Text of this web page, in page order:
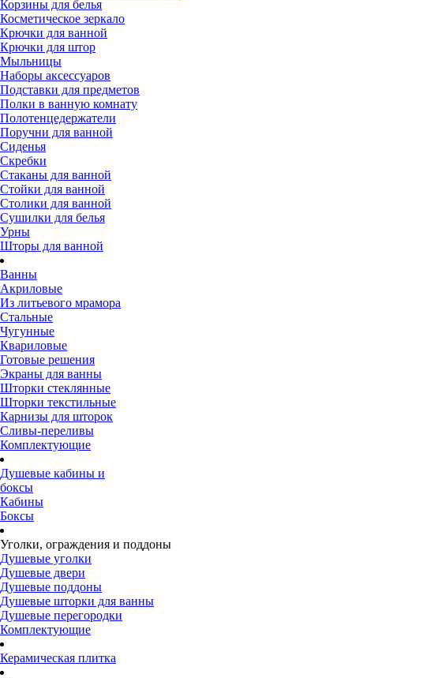
Корзины для белья
Косметическое зеркало
Крючки для ванной
Крючки для штор
Мыльницы
Наборы аксессуаров
Подставки для предметов
Полки в ванную комнату
Полотенцедержатели
Поручни для ванной
Сиденья
Скребки
Стаканы для ванной
Стойки для ванной
Столики для ванной
Сушилки для белья
Урны
Шторы для ванной
Ванны
Акриловые
Из литьевого мрамора
Стальные
Чугунные
Квариловые
Готовые решения
Экраны для ванны
Шторки стеклянные
Шторки текстильные
Карнизы для шторок
Сливы-переливы
Комплектующие
Душевые кабины и
боксы
Кабины
Боксы
Уголки, ограждения и поддоны
Душевые уголки
Душевые двери
Душевые поддоны
Душевые шторки для ванны
Душевые перегородки
Комплектующие
Керамическая плитка